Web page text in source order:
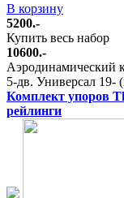
В корзину
5200.-
Купить весь набор
10600.-
Аэродинамический
5-дв. Универсал 19-
Комплект упоров
рейлинги